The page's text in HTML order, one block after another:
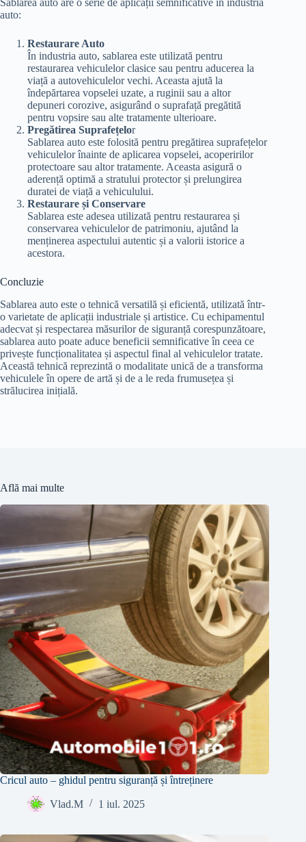
Sablarea auto are o serie de aplicații semnificative în industria
auto:
Restaurare Auto
În industria auto, sablarea este utilizată pentru
restaurarea vehiculelor clasice sau pentru aducerea la
viață a autovehiculelor vechi. Aceasta ajută la
îndepărtarea vopselei uzate, a ruginii sau a altor
depuneri corozive, asigurând o suprafață pregătită
pentru vopsire sau alte tratamente ulterioare.
Pregătirea Suprafețelor
Sablarea auto este folosită pentru pregătirea suprafețelor
vehiculelor înainte de aplicarea vopselei, acoperirilor
protectoare sau altor tratamente. Aceasta asigură o
aderență optimă a stratului protector și prelungirea
duratei de viață a vehiculului.
Restaurare și Conservare
Sablarea este adesea utilizată pentru restaurarea și
conservarea vehiculelor de patrimoniu, ajutând la
menținerea aspectului autentic și a valorii istorice a
acestora.
Concluzie
Sablarea auto este o tehnică versatilă și eficientă, utilizată într-
o varietate de aplicații industriale și artistice. Cu echipamentul
adecvat și respectarea măsurilor de siguranță corespunzătoare,
sablarea auto poate aduce beneficii semnificative în ceea ce
privește funcționalitatea și aspectul final al vehiculelor tratate.
Această tehnică reprezintă o modalitate unică de a transforma
vehiculele în opere de artă și de a le reda frumusețea și
strălucirea inițială.
Află mai multe
Cricul auto – ghidul pentru siguranță și întreținere
Vlad.M 1 iul. 2025